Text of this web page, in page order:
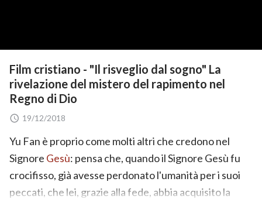
Film cristiano - "Il risveglio dal sogno" La
rivelazione del mistero del rapimento nel
Regno di Dio
19/12/2018
Yu Fan è proprio come molti altri che credono nel
Signore Gesù: pensa che, quando il Signore Gesù fu
crocifisso, già avesse perdonato l'umanità per i suoi
peccati, che lei, grazie alla fede, abbia acquisito la